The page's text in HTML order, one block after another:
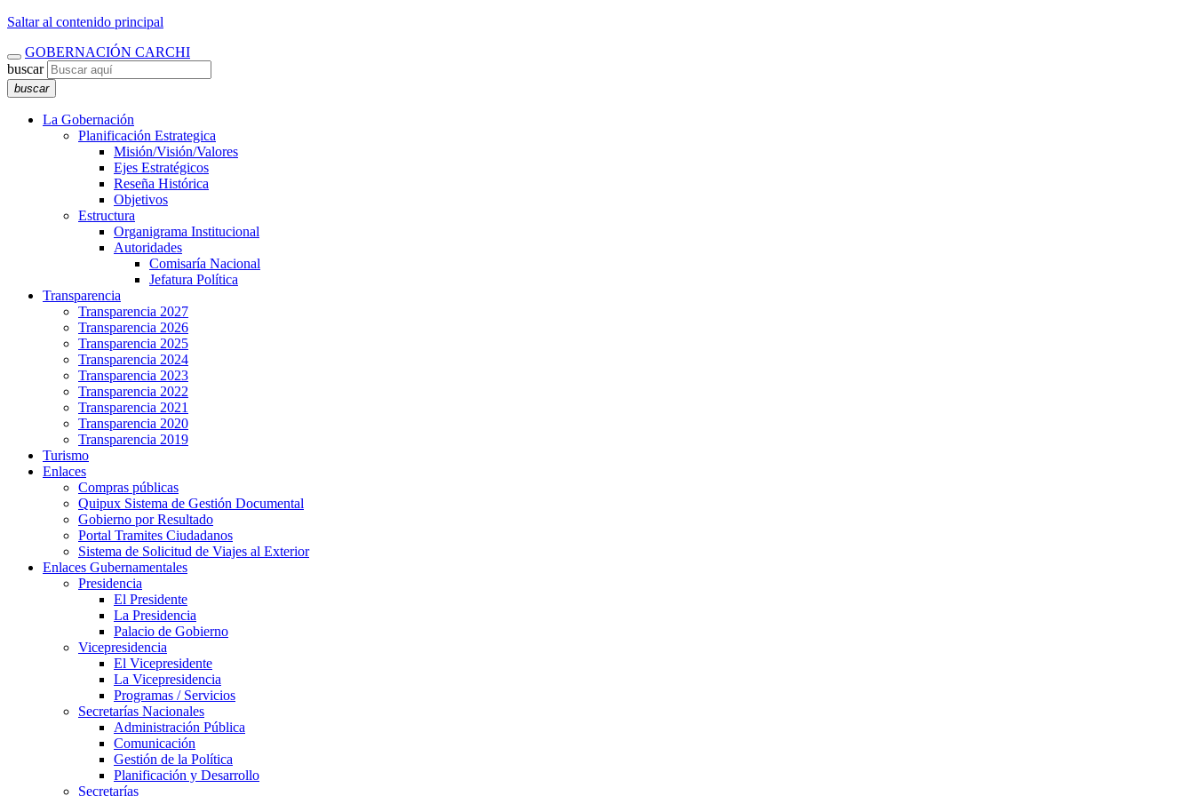
Saltar al contenido principal
GOBERNACIÓN CARCHI
buscar
buscar
La Gobernación
Planificación Estrategica
Misión/Visión/Valores
Ejes Estratégicos
Reseña Histórica
Objetivos
Estructura
Organigrama Institucional
Autoridades
Comisaría Nacional
Jefatura Política
Transparencia
Transparencia 2027
Transparencia 2026
Transparencia 2025
Transparencia 2024
Transparencia 2023
Transparencia 2022
Transparencia 2021
Transparencia 2020
Transparencia 2019
Turismo
Enlaces
Compras públicas
Quipux Sistema de Gestión Documental
Gobierno por Resultado
Portal Tramites Ciudadanos
Sistema de Solicitud de Viajes al Exterior
Enlaces Gubernamentales
Presidencia
El Presidente
La Presidencia
Palacio de Gobierno
Vicepresidencia
El Vicepresidente
La Vicepresidencia
Programas / Servicios
Secretarías Nacionales
Administración Pública
Comunicación
Gestión de la Política
Planificación y Desarrollo
Secretarías